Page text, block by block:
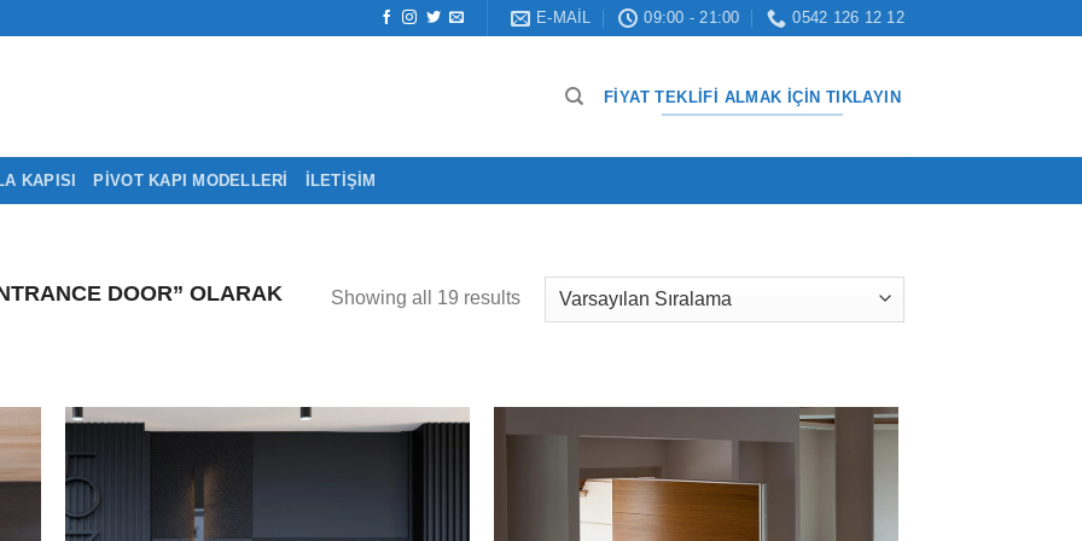
E-MAIL 09:00 - 21:00 0542 126 12 12
FIYAT TEKLIFI ALMAK İÇIN TIKLAYIN
KAPISI PIVOT KAPI MODELLERI İLETIŞIM
DOOR” OLARAK
Showing all 19 results